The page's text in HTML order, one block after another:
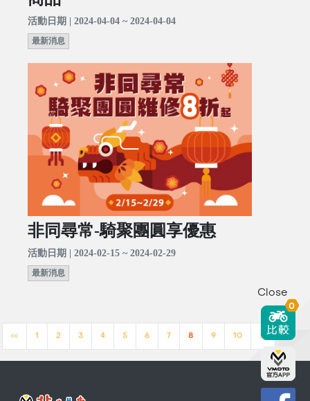
活動日期 | 2024-04-04 ~ 2024-04-04
最新消息
非同尋常-騎聚團圓享優惠
活動日期 | 2024-02-15 ~ 2024-02-29
最新消息
<< 1 2 3 4 5 6 7 8 9 10 >>
Close
0